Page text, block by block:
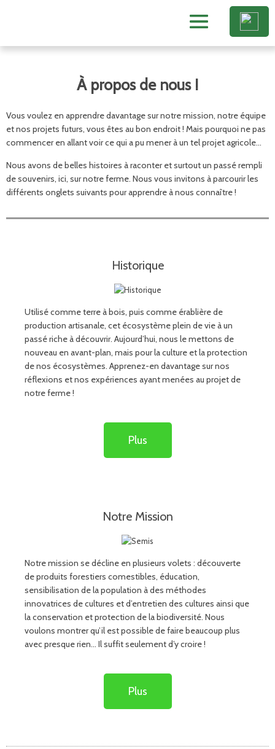
À propos de nous !
Vous voulez en apprendre davantage sur notre mission, notre équipe
et nos projets futurs, vous êtes au bon endroit ! Mais pourquoi ne pas
commencer en allant voir ce qui a pu mener à un tel projet agricole…
Nous avons de belles histoires à raconter et surtout un passé rempli
de souvenirs, ici, sur notre ferme. Nous vous invitons à parcourir les
différents onglets suivants pour apprendre à nous connaître !
Historique
Utilisé comme terre à bois, puis comme érablière de
production artisanale, cet écosystème plein de vie à un
passé riche à découvrir. Aujourd’hui, nous le mettons de
nouveau en avant-plan, mais pour la culture et la protection
de nos écosystèmes. Apprenez-en davantage sur nos
réflexions et nos expériences ayant menées au projet de
notre ferme !
Plus
Notre Mission
Notre mission se décline en plusieurs volets : découverte
de produits forestiers comestibles, éducation,
sensibilisation de la population à des méthodes
innovatrices de cultures et d’entretien des cultures ainsi que
la conservation et protection de la biodiversité. Nous
voulons montrer qu’il est possible de faire beaucoup plus
avec presque rien… Il suffit seulement d’y croire !
Plus